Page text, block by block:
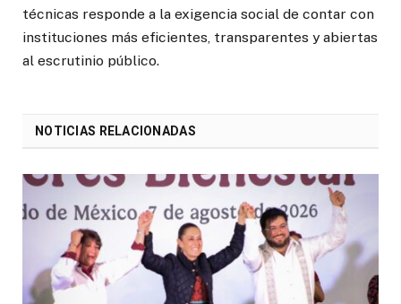
técnicas responde a la exigencia social de contar con
instituciones más eficientes, transparentes y abiertas
al escrutinio público.
NOTICIAS RELACIONADAS